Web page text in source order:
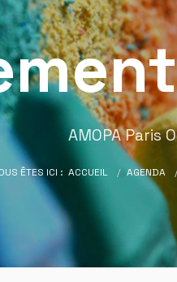
AMOPA Paris
ÊTES ICI : ACCUEIL AGENDA